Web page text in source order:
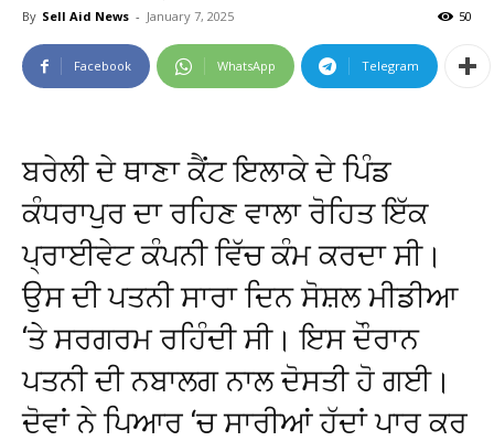
By Sell Aid News - January 7, 2025 50
Facebook WhatsApp Telegram
ਬਰੇਲੀ ਦੇ ਥਾਣਾ ਕੈਂਟ ਇਲਾਕੇ ਦੇ ਪਿੰਡ
ਕੰਧਰਾਪੁਰ ਦਾ ਰਹਿਣ ਵਾਲਾ ਰੋਹਿਤ ਇੱਕ
ਪ੍ਰਾਈਵੇਟ ਕੰਪਨੀ ਵਿੱਚ ਕੰਮ ਕਰਦਾ ਸੀ।
ਉਸ ਦੀ ਪਤਨੀ ਸਾਰਾ ਦਿਨ ਸੋਸ਼ਲ ਮੀਡੀਆ
‘ਤੇ ਸਰਗਰਮ ਰਹਿੰਦੀ ਸੀ। ਇਸ ਦੌਰਾਨ
ਪਤਨੀ ਦੀ ਨਬਾਲਗ ਨਾਲ ਦੋਸਤੀ ਹੋ ਗਈ।
ਦੋਵਾਂ ਨੇ ਪਿਆਰ ‘ਚ ਸਾਰੀਆਂ ਹੱਦਾਂ ਪਾਰ ਕਰ